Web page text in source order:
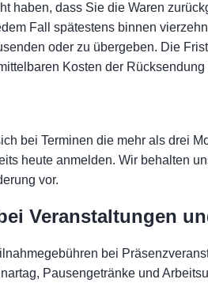
haben, dass Sie die Waren
Fall spätestens binnen
oder zu übergeben. Die
Kosten der Rücksendung
bei Terminen die mehr als drei
heute anmelden. Wir behalten
vor.
Veranstaltungen
bei
Pausengetränke und